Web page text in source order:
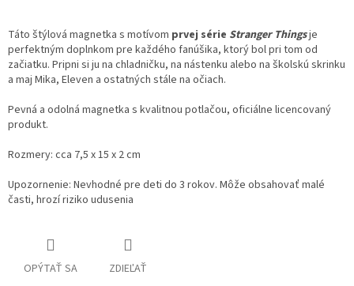
Táto štýlová magnetka s motívom prvej série Stranger Thingsje
perfektným doplnkom pre každého fanúšika, ktorý bol pri tom od
začiatku. Pripni si ju na chladničku, na nástenku alebo na školskú skrinku
a maj Mika, Eleven a ostatných stále na očiach.
Pevná a odolná magnetka s kvalitnou potlačou, oficiálne licencovaný
produkt.
Rozmery: cca 7,5 x 15 x 2 cm
Upozornenie: Nevhodné pre deti do 3 rokov. Môže obsahovať malé
časti, hrozí riziko udusenia
OPÝTAŤ SA ZDIEĽAŤ